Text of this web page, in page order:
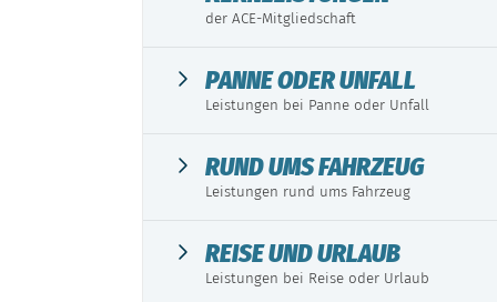
der ACE-Mitgliedschaft
PANNE ODER UNFALL
Leistungen bei Panne oder Unfall
RUND UMS FAHRZEUG
Leistungen rund ums Fahrzeug
REISE UND URLAUB
Leistungen bei Reise oder Urlaub